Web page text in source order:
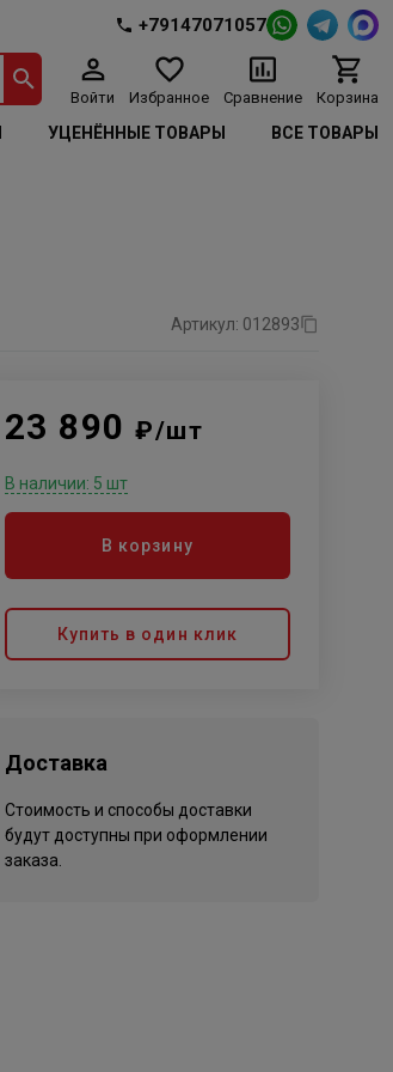
+79147071057
Войти Избранное Сравнение Корзина
УЦЕНЁННЫЕ ТОВАРЫ ВСЕ ТОВАРЫ
Артикул: 012893
23 890₽/шт
В наличии: 5 шт
В корзину
Купить в один клик
Доставка
Стоимость и способы доставки
будут доступны при оформлении
заказа.